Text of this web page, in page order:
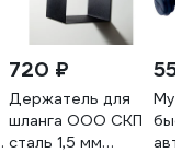
720 ₽
Держатель для
шланга ООО СКП
сталь 1,5 мм
55